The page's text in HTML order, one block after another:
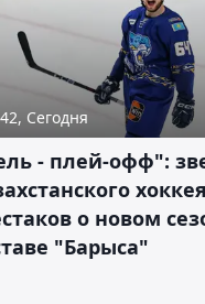
Сегодня
- плей-офф":
о новом
"Барыса"